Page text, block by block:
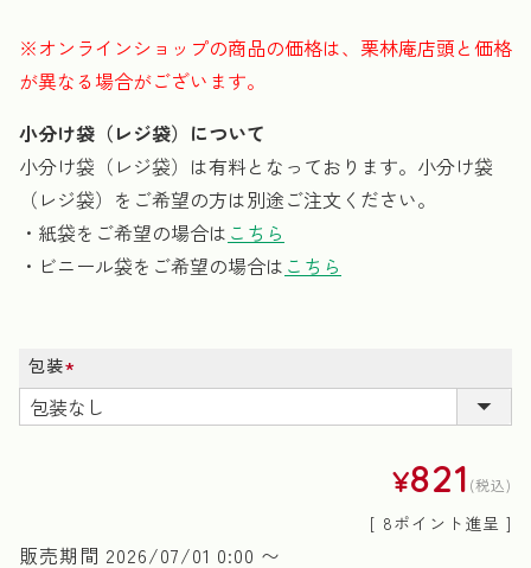
※オンラインショップの商品の価格は、栗林庵店頭と価格
が異なる場合がございます。
小分け袋（レジ袋）について
小分け袋（レジ袋）は有料となっております。小分け袋
（レジ袋）をご希望の方は別途ご注文ください。
・紙袋をご希望の場合は こちら
・ビニール袋をご希望の場合は こちら
包装
(必
須)
¥821 税込
[ 8ポイント進呈 ]
販売期間 2026/07/01 0:00 〜